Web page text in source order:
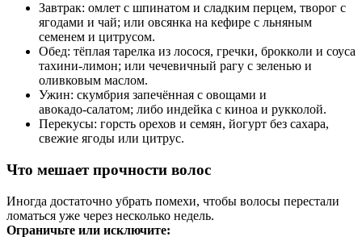
Завтрак: омлет с шпинатом и сладким перцем, творог с
ягодами и чай; или овсянка на кефире с льняным
семенем и цитрусом.
Обед: тёплая тарелка из лосося, гречки, брокколи и соуса
тахини‑лимон; или чечевичный рагу с зеленью и
оливковым маслом.
Ужин: скумбрия запечённая с овощами и
авокадо‑салатом; либо индейка с киноа и рукколой.
Перекусы: горсть орехов и семян, йогурт без сахара,
свежие ягоды или цитрус.
Что мешает прочности волос
Иногда достаточно убрать помехи, чтобы волосы перестали
ломаться уже через несколько недель.
Ограничьте или исключите: